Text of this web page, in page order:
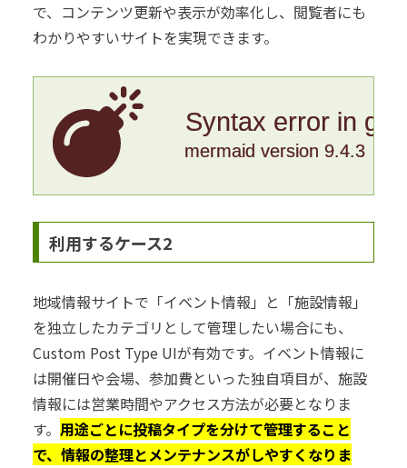
で、コンテンツ更新や表示が効率化し、閲覧者にも
わかりやすいサイトを実現できます。
Syntax error in
mermaid version 9.4.3
利用するケース2
地域情報サイトで「イベント情報」と「施設情報」
を独立したカテゴリとして管理したい場合にも、
Custom Post Type UIが有効です。イベント情報に
は開催日や会場、参加費といった独自項目が、施設
情報には営業時間やアクセス方法が必要となりま
す。 用途ごとに投稿タイプを分けて管理すること
で、情報の整理とメンテナンスがしやすくなりま